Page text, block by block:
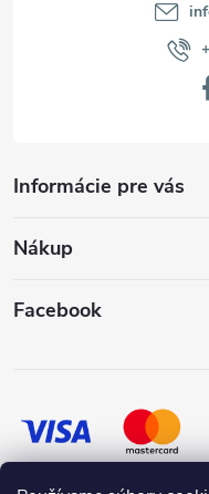
Informácie pre vás
Nákup
Facebook